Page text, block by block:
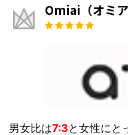
Omiai（オミア
男女比は7:3と女性にと